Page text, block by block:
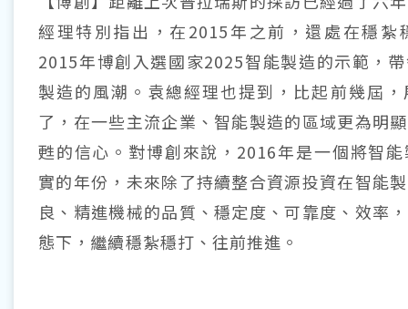
經理特別指出，在2015年之前，還處在穩紮
2015年博創入選國家2025智能製造的示範，
製造的風潮。袁總經理也提到，比起前幾屆
了，在一些主流企業、智能製造的區域更為明
甦的信心。對博創來說，2016年是一個將智
實的年份，未來除了持續整合資源投資在智能
良、精進機械的品質、穩定度、可靠度、效率
態下，繼續穩紮穩打、往前推進。